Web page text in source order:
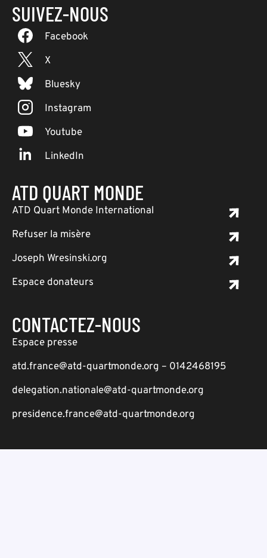
SUIVEZ-NOUS
Facebook
X
Bluesky
Instagram
Youtube
LinkedIn
ATD QUART MONDE
ATD Quart Monde International
Refuser la misère
Joseph Wresinski.org
Espace donateurs
CONTACTEZ-NOUS
Espace presse
atd.france@atd-quartmonde.org – 0142468195
delegation.nationale@atd-quartmonde.org
presidence.france@atd-quartmonde.org